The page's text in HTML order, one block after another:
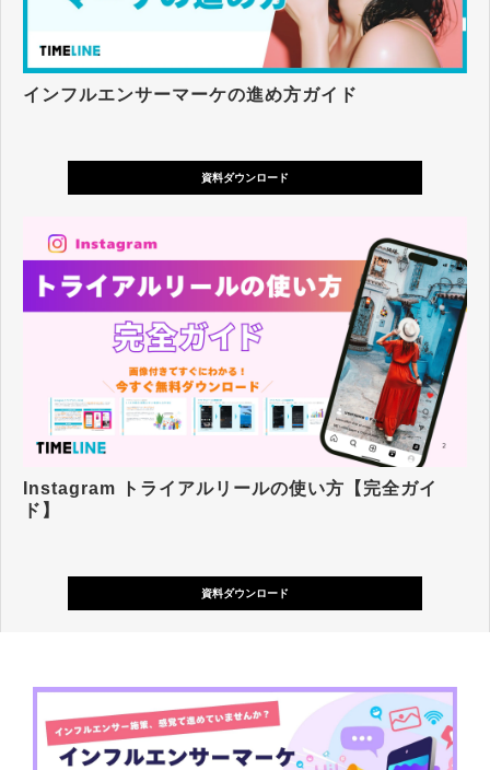
インフルエンサーマーケの進め方ガイド
資料ダウンロード
Instagram トライアルリールの使い方【完全ガイ
ド】
資料ダウンロード